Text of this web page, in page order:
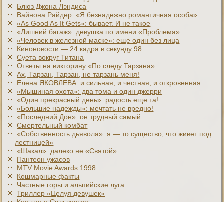
Блюз Джона Лэндиса
Вайнона Райдер: «Я безнадежно романтичная особа»
«As Good As It Gets»: бывает. И не такое
«Лишний багаж»: девушка по имени «Проблема»
«Человек в железной маске»: еще один без лица
Киноновости — 24 кадра в секунду 98
Суета вокруг Титана
Ответы на викторину «По следу Тарзана»
Ах, Тарзан, Тарзан, не тарзань меня!
Елена ЯКОВЛЕВА: и сильная, и честная, и откровенная…
«Мышиная охота»: два тома и один джерри
«Один прекрасный день»: радость еще та!..
«Большие надежды»: мечтать не вредно!
«Последний Дон»: он трудный самый
Смертельный комбат
«Собственность дьявола»: я — то существо, что живет под
лестницей»
«Шакал»: далеко не «Святой»…
Пантеон ужасов
MTV Movie Awards 1998
Кошмарные факты
Частные горы и альпийские луга
Триллер «Целуя девушек»